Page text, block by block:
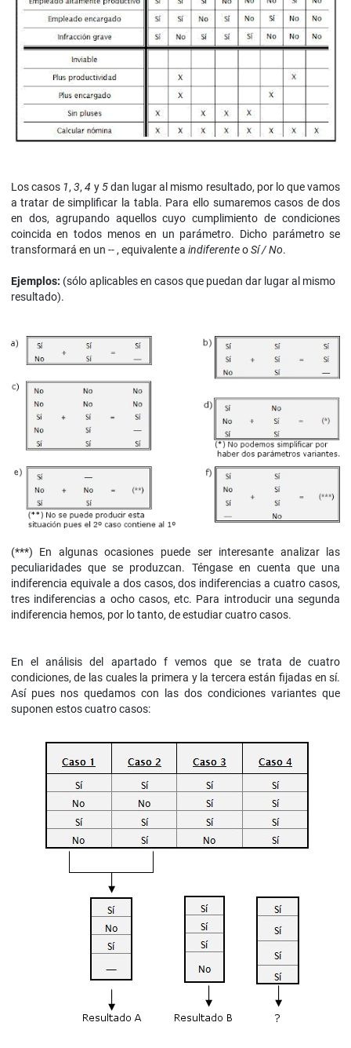
Los casos 1, 3,4 y5dan lugar al mismo resultado, por lo que vamos
a tratar de simplificar la tabla. Para ello sumaremos casos de dos
en dos, agrupando aquellos cuyo cumplimiento de condiciones
coincida en todos menos en un parámetro. Dicho parámetro se
transformará en un --, equivalente a indiferenteoSí / No.
Ejemplos: (sólo aplicables en casos que puedan dar lugar al mismo
resultado).
(***) En algunas ocasiones puede ser interesante analizar las
peculiaridades que se produzcan. Téngase en cuenta que una
indiferencia equivale a dos casos, dos indiferencias a cuatro casos,
tres indiferencias a ocho casos, etc. Para introducir una segunda
indiferencia hemos, por lo tanto, de estudiar cuatro casos.
En el análisis del apartado f vemos que se trata de cuatro
condiciones, de las cuales la primera y la tercera están fijadas en sí.
Así pues nos quedamos con las dos condiciones variantes que
suponen estos cuatro casos: